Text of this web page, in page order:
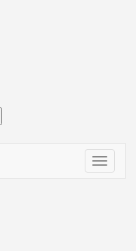
Toggle